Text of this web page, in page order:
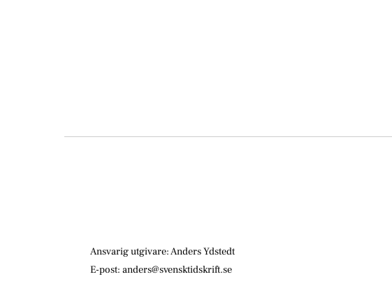
Ansvarig utgivare: Anders Ydstedt
E-post: anders@svensktidskrift.se